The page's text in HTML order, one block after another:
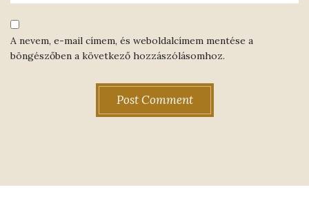
A nevem, e-mail címem, és weboldalcímem mentése a
böngészőben a következő hozzászólásomhoz.